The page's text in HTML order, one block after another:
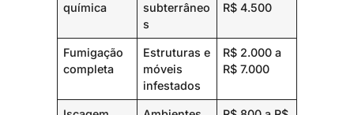
química
subterrâneo
s
R$ 4.500
Fumigação
completa
Estruturas e
móveis
infestados
R$ 2.000 a
R$ 7.000